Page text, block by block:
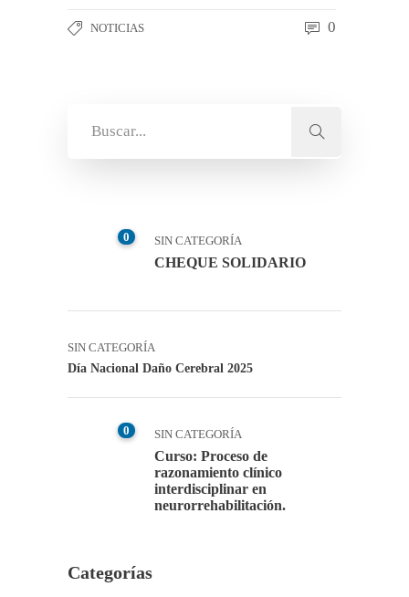
NOTICIAS 0
0 SIN CATEGORÍA
CHEQUE SOLIDARIO
SIN CATEGORÍA
Día Nacional Daño Cerebral 2025
0 SIN CATEGORÍA
Curso: Proceso de
razonamiento clínico
interdisciplinar en
neurorrehabilitación.
Categorías